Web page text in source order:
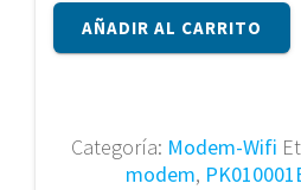
Modem
PK010001B10
AÑADIR AL CARRITO
Categoría: Modem-Wifi
modem,